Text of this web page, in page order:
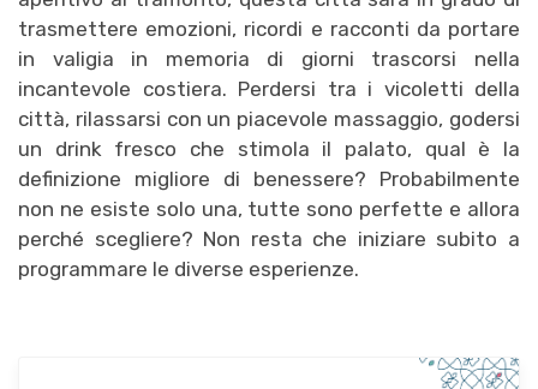
trasmettere emozioni, ricordi e racconti da portare
in valigia in memoria di giorni trascorsi nella
incantevole costiera. Perdersi tra i vicoletti della
città, rilassarsi con un piacevole massaggio, godersi
un drink fresco che stimola il palato, qual è la
definizione migliore di benessere? Probabilmente
non ne esiste solo una, tutte sono perfette e allora
perché scegliere? Non resta che iniziare subito a
programmare le diverse esperienze.